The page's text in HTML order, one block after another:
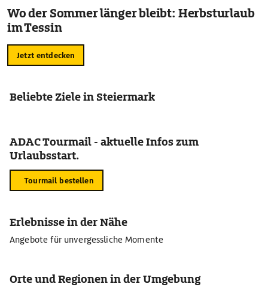
Wo der Sommer länger bleibt: Herbsturlaub
im Tessin
Jetzt entdecken
Beliebte Ziele in Steiermark
ADAC Tourmail - aktuelle Infos zum
Urlaubsstart.
Tourmail bestellen
Erlebnisse in der Nähe
Angebote für unvergessliche Momente
Orte und Regionen in der Umgebung